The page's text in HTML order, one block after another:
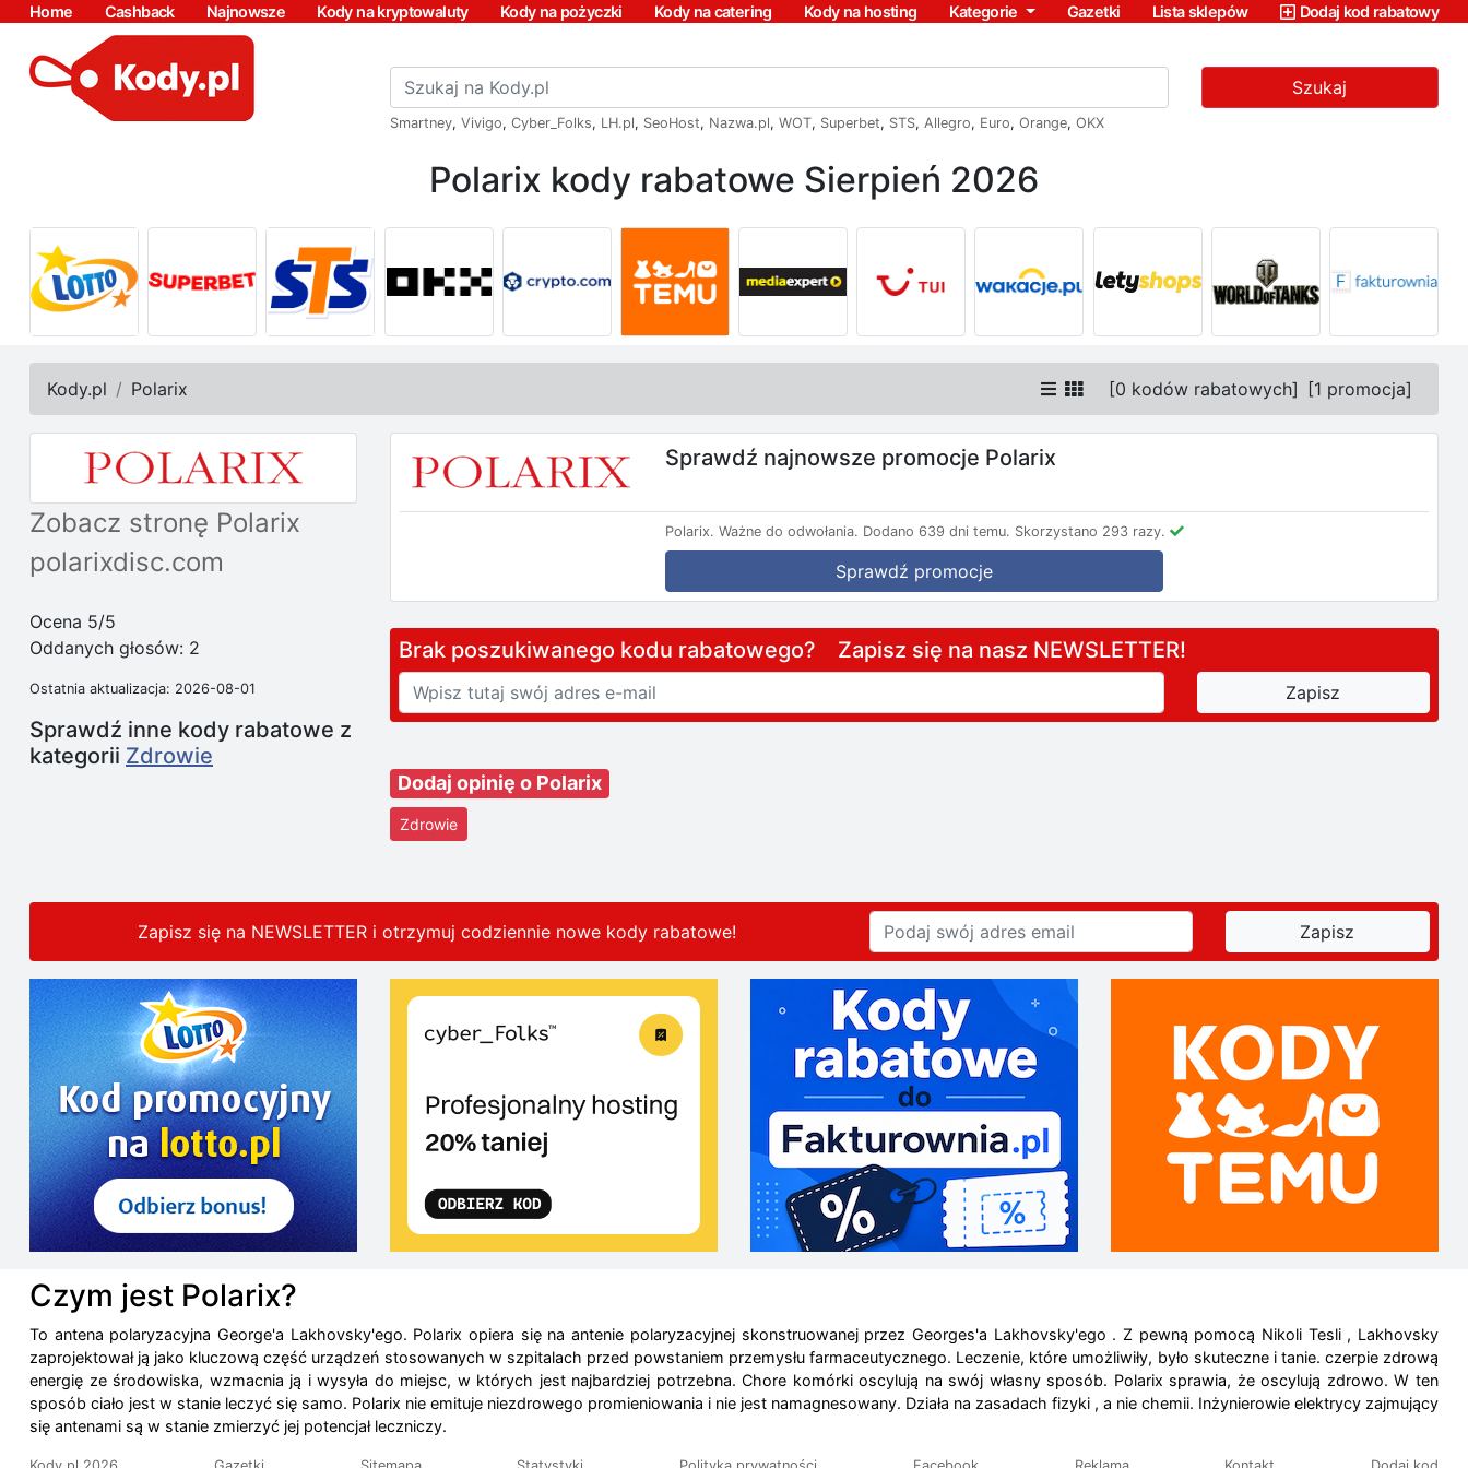
Home Cashback Najnowsze Kody na kryptowaluty Kody na pożyczki Kody na catering Kody na hosting Kategorie Gazetki Lista sklepów Dodaj kod rabatowy
Szukaj
Smartney, Vivigo, Cyber_Folks, LH.pl, SeoHost, Nazwa.pl, WOT, Superbet, STS, Allegro, Euro, Orange, OKX
Polarix kody rabatowe Sierpień 2026
Kody.pl Polarix [0 kodów rabatowych] [1 promocja]
Zobacz stronę Polarix
polarixdisc.com
Ocena 5/5
Oddanych głosów: 2
Ostatnia aktualizacja: 2026-08-01
Sprawdź inne kody rabatowe z
kategorii Zdrowie
Sprawdź najnowsze promocje Polarix
Polarix. Ważne do odwołania. Dodano 639 dni temu. Skorzystano 293 razy.
Sprawdź promocje
Brak poszukiwanego kodu rabatowego? Zapisz się na nasz NEWSLETTER!
Dodaj opinię o Polarix
Zdrowie
Zapisz się na NEWSLETTER i otrzymuj codziennie nowe kody rabatowe!
Czym jest Polarix?
To antena polaryzacyjna George'a Lakhovsky'ego. Polarix opiera się na antenie polaryzacyjnej skonstruowanej przez Georges'a Lakhovsky'ego . Z pewną pomocą Nikoli Tesli , Lakhovsky
zaprojektował ją jako kluczową część urządzeń stosowanych w szpitalach przed powstaniem przemysłu farmaceutycznego. Leczenie, które umożliwiły, było skuteczne i tanie. czerpie zdrową
energię ze środowiska, wzmacnia ją i wysyła do miejsc, w których jest najbardziej potrzebna. Chore komórki oscylują na swój własny sposób. Polarix sprawia, że ​​oscylują zdrowo. W ten
sposób ciało jest w stanie leczyć się samo. Polarix nie emituje niezdrowego promieniowania i nie jest namagnesowany. Działa na zasadach fizyki , a nie chemii. Inżynierowie elektrycy zajmujący
się antenami są w stanie zmierzyć jej potencjał leczniczy.
Kody.pl 2026 Gazetki Sitemapa Statystyki Polityka prywatności Facebook Reklama Kontakt Dodaj kod